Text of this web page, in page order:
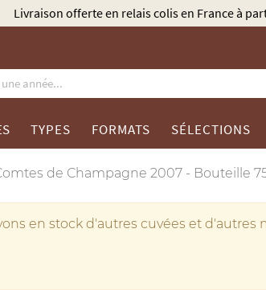
Élu Meilleur Caviste Champagne par Gault
TYPES FORMATS SÉLECTIONS
de Champagne 2007 - Bouteille
en stock d'autres cuvées et d'autres